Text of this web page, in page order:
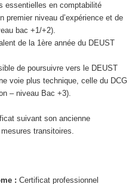
essentielles en comptabilité
niveau d’expérience et de
bac +1/+2).
de la 1ère année du DEUST
de poursuivre vers le DEUST
voie plus technique, celle du DCG
– niveau Bac +3).
suivant son ancienne
transitoires.
: Certificat professionnel